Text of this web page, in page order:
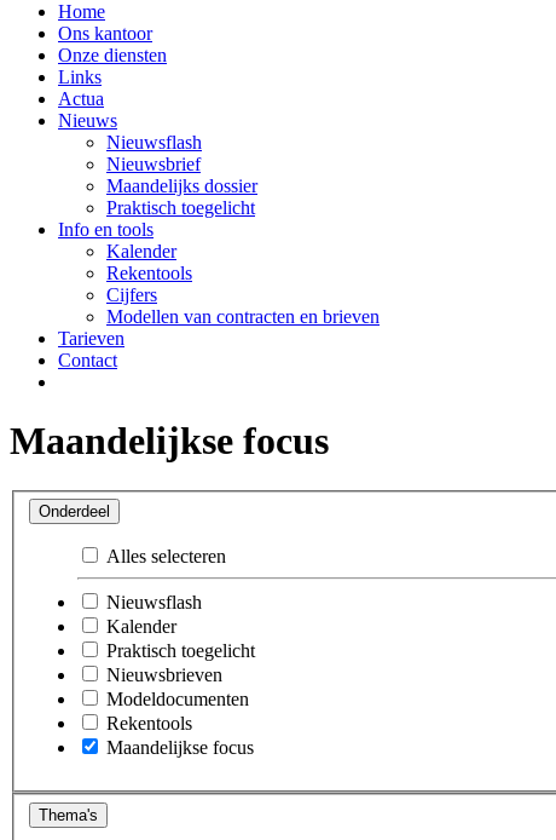
Home
Ons kantoor
Onze diensten
Links
Actua
Nieuws
Nieuwsflash
Nieuwsbrief
Maandelijks dossier
Praktisch toegelicht
Info en tools
Kalender
Rekentools
Cijfers
Modellen van contracten en brieven
Tarieven
Contact
Maandelijkse focus
Onderdeel
Alles selecteren
Nieuwsflash
Kalender
Praktisch toegelicht
Nieuwsbrieven
Modeldocumenten
Rekentools
Maandelijkse focus
Thema's